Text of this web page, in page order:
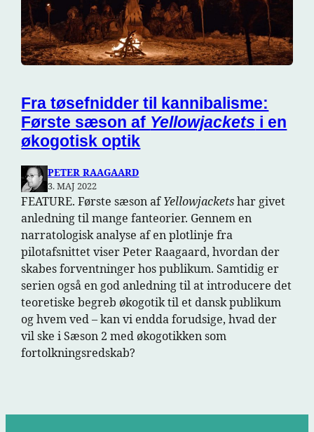
Fra tøsefnidder til kannibalisme:
Første sæson af Yellowjackets i en
økogotisk optik
PETER RAAGAARD
3. MAJ 2022
FEATURE. Første sæson afYellowjacketshar givet
anledning til mange fanteorier. Gennem en
narratologisk analyse af en plotlinje fra
pilotafsnittet viser Peter Raagaard, hvordan der
skabes forventninger hos publikum. Samtidig er
serien også en god anledning til at introducere det
teoretiske begreb økogotik til et dansk publikum
og hvem ved – kan vi endda forudsige, hvad der
vil ske i Sæson 2 med økogotikken som
fortolkningsredskab?